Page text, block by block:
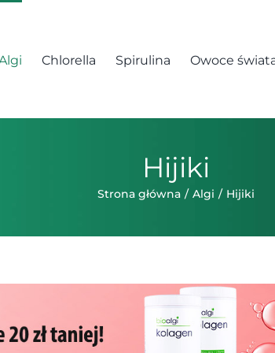
Chlorella Spirulina Owoce
Hijiki
Strona główna Algi Hijiki